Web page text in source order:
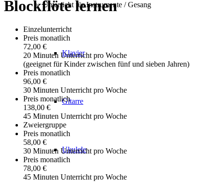
Unterricht für Instrumente / Gesang
Klavier
Gitarre
Ukulele
Blockflöte lernen
Einzelunterricht
Preis monatlich
72,00 €
20 Minuten Unterricht pro Woche
(geeignet für Kinder zwischen fünf und sieben Jahren)
Preis monatlich
96,00 €
30 Minuten Unterricht pro Woche
Preis monatlich
138,00 €
45 Minuten Unterricht pro Woche
Zweiergruppe
Preis monatlich
58,00 €
30 Minuten Unterricht pro Woche
Preis monatlich
78,00 €
45 Minuten Unterricht pro Woche